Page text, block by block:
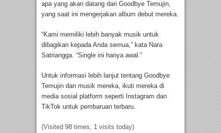
apa yang akan datang dari Goodbye Temujin,
yang saat ini mengerjakan album debut mereka.
“Kami memiliki lebih banyak musik untuk
dibagikan kepada Anda semua,” kata Nara
Satriangga. “Single ini hanya awal.”
Untuk informasi lebih lanjut tentang Goodbye
Temujin dan musik mereka, ikuti mereka di
media sosial platform seperti Instagram dan
TikTok untuk pembaruan terbaru.
(Visited 98 times, 1 visits today)